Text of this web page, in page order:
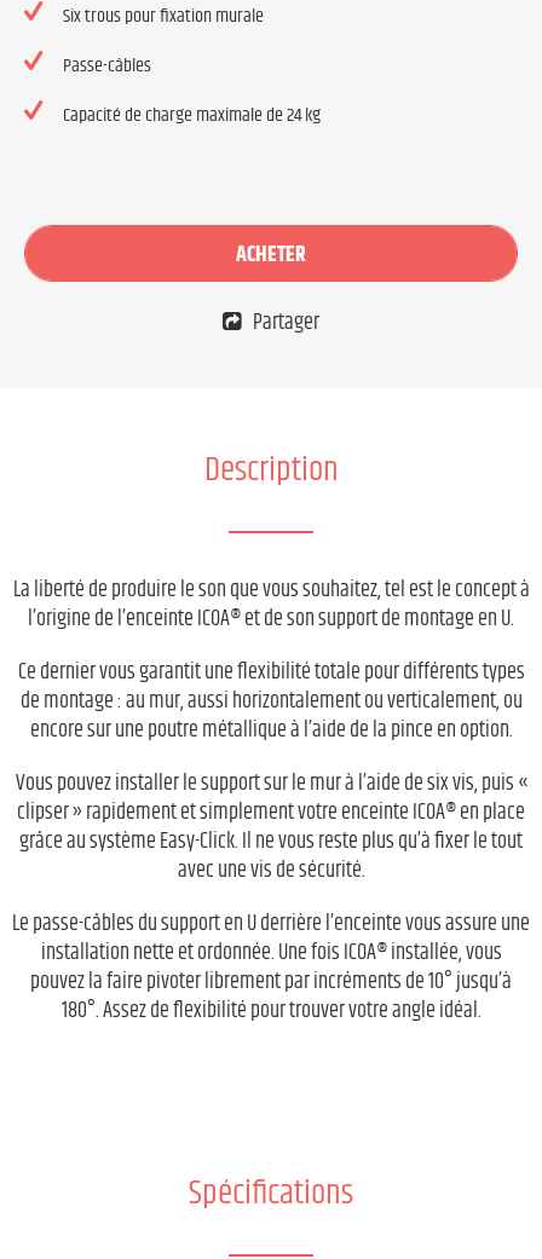
Six trous pour fixation murale
Passe-câbles
Capacité de charge maximale de 24 kg
ACHETER
Partager
Description
La liberté de produire le son que vous souhaitez, tel est le concept à
l’origine de l’enceinte ICOA® et de son support de montage en U.
Ce dernier vous garantit une flexibilité totale pour différents types
de montage : au mur, aussi horizontalement ou verticalement, ou
encore sur une poutre métallique à l’aide de la pince en option.
Vous pouvez installer le support sur le mur à l’aide de six vis, puis «
clipser » rapidement et simplement votre enceinte ICOA® en place
grâce au système Easy-Click. Il ne vous reste plus qu’à fixer le tout
avec une vis de sécurité.
Le passe-câbles du support en U derrière l’enceinte vous assure une
installation nette et ordonnée. Une fois ICOA® installée, vous
pouvez la faire pivoter librement par incréments de 10° jusqu’à
180°. Assez de flexibilité pour trouver votre angle idéal.
Spécifications